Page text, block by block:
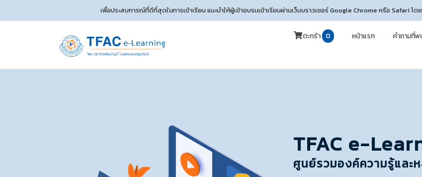
เพื่อประสบการณ์ที่ดีที่สุดในการเข้าเรียน แนะนำให้ผู้เข้าอบรมเข้าเรียนผ่านเว็บบราวเซอร์ Google Chrome หรือ Safari โ
ตะกร้า 0 หน้าแรก คำถามที่
TFAC e-
ศูนย์รวมองค์ความรู้และ